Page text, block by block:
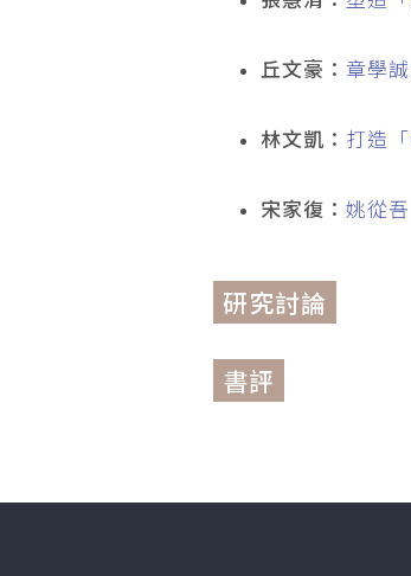
丘文豪： 章學
林文凱： 打造
宋家復： 姚從
研究討論
書評